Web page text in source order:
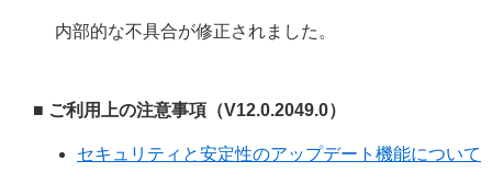
内部的な不具合が修正されました。
■ ご利用上の注意事項（V12.0.2049.0）
セキュリティと安定性のアップデート機能について